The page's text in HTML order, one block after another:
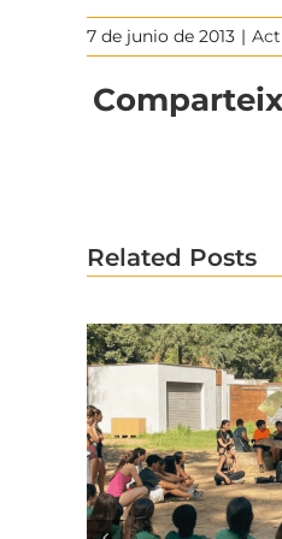
7 de junio de 2013 |
Related Posts